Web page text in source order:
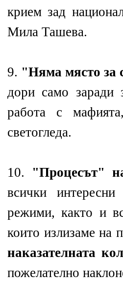
крием зад
Мила Ташева.
9. "Няма място за
дори само заради
работа с
светогледа.
10. "Процесът"
всички
режими, както и
които излизаме на
наказателната
пожелателно